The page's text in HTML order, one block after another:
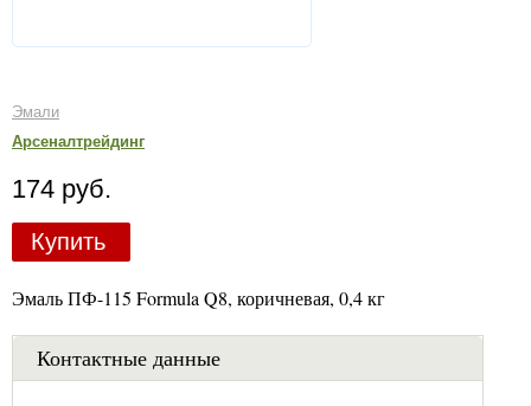
Эмали
Арсеналтрейдинг
174 руб.
Купить
Эмаль ПФ-115 Formula Q8, коричневая, 0,4 кг
Контактные данные